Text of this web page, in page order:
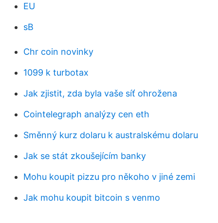
EU
sB
Chr coin novinky
1099 k turbotax
Jak zjistit, zda byla vaše síť ohrožena
Cointelegraph analýzy cen eth
Směnný kurz dolaru k australskému dolaru
Jak se stát zkoušejícím banky
Mohu koupit pizzu pro někoho v jiné zemi
Jak mohu koupit bitcoin s venmo